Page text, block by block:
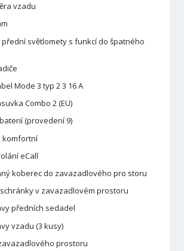
vzadu
přední světlomety s funkcí do špatného
Mode 3 typ 2 3 16 A
Combo 2 (EU)
(provedení 9)
komfortní
eCall
koberec do zavazadlového pro storu
v zavazadlovém prostoru
předních sedadel
vzadu (3 kusy)
prostoru